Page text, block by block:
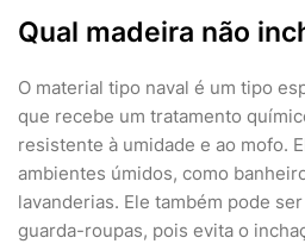
Qual madeira não
O material tipo naval é um tipo
que recebe um tratamento
resistente à umidade e ao mofo.
ambientes úmidos, como
lavanderias. Ele também pode
guarda-roupas, pois evita o